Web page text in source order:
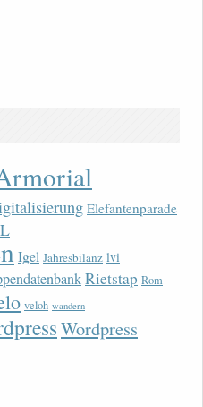
Elefantenparade
Igel Jahresbilanz lvi
Rietstap Rom
veloh wandern
Wordpress